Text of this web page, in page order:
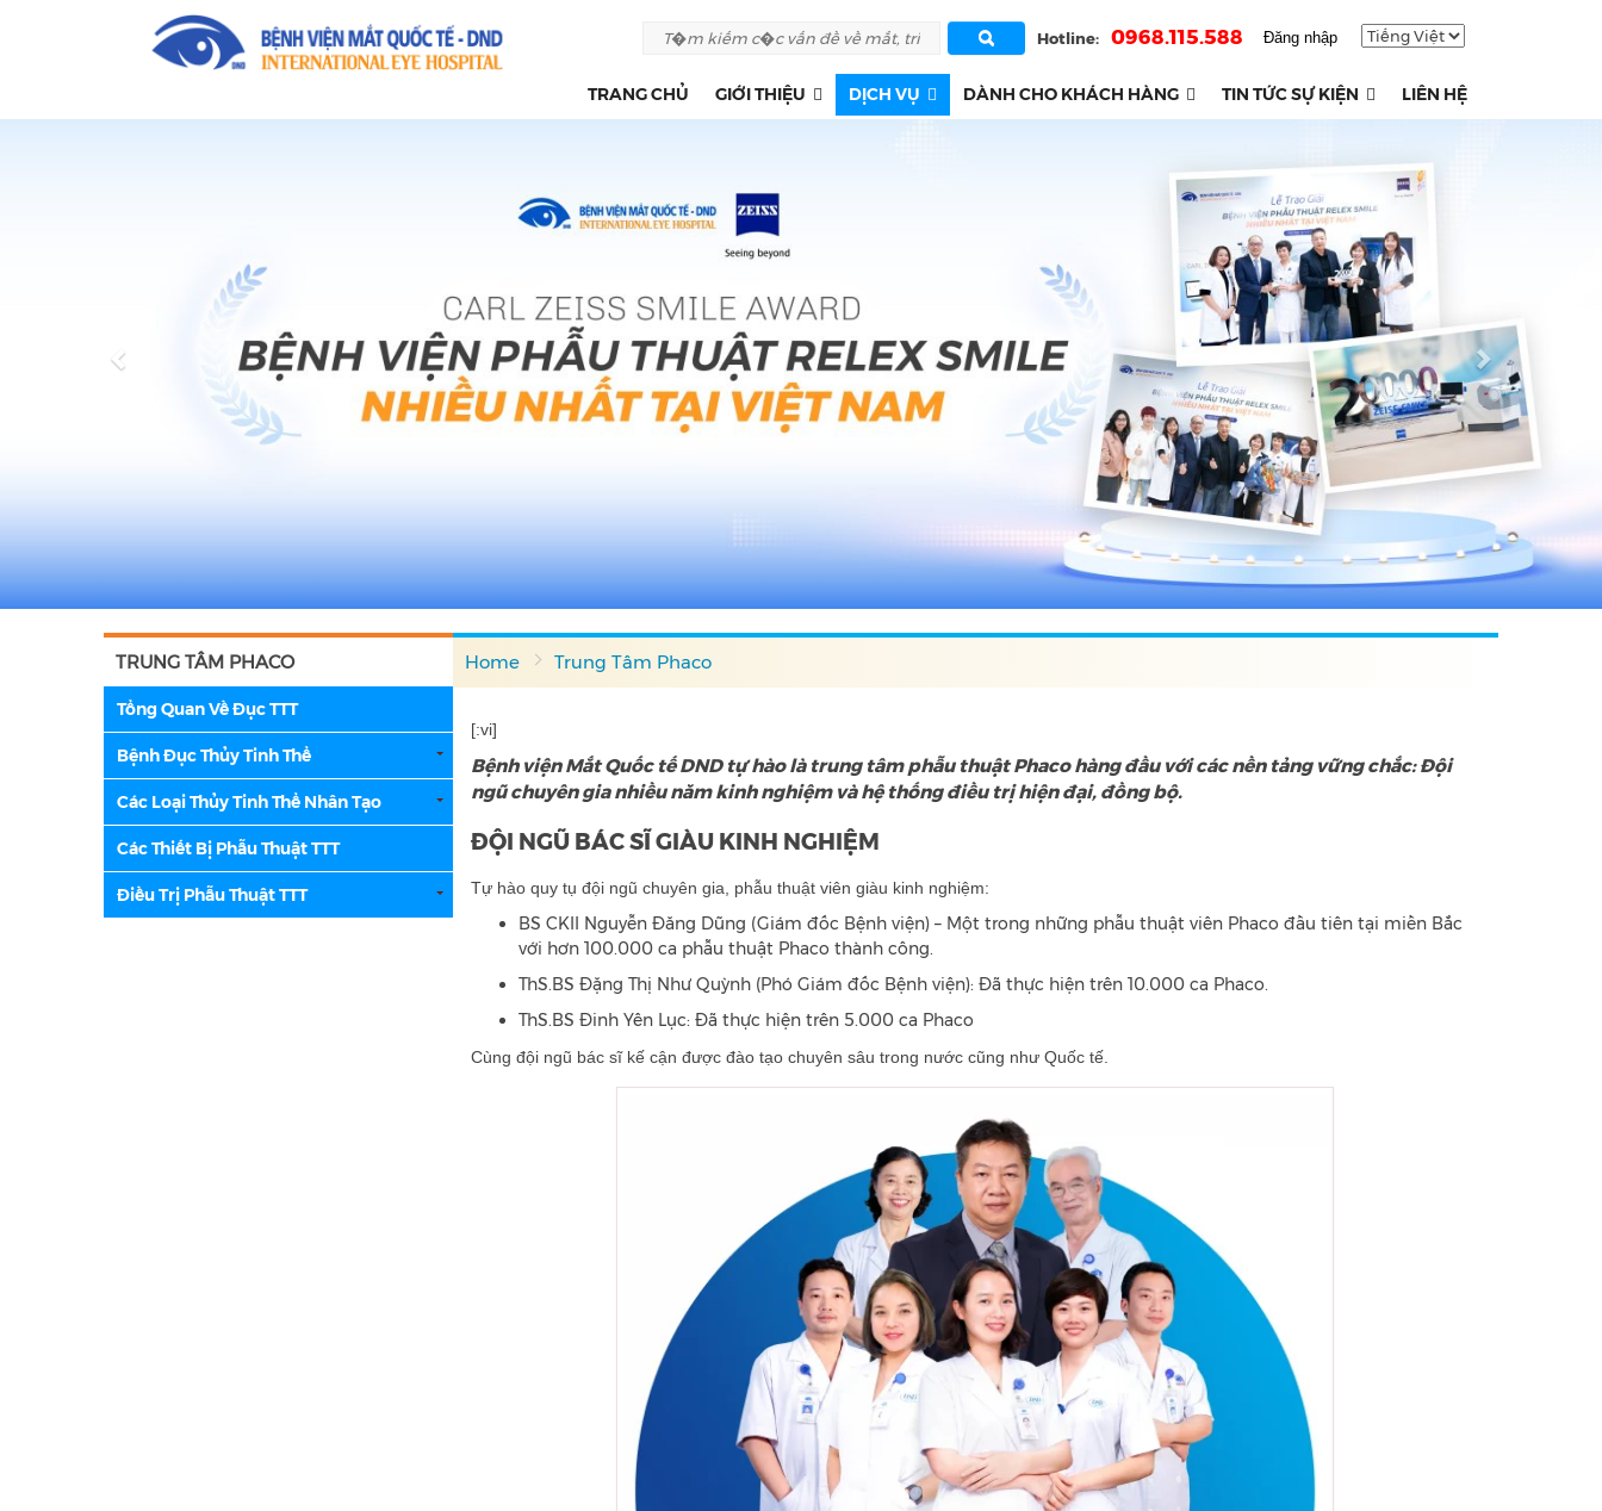
Đăng nhập
Hotline: 0968.115.588
TRANG CHỦ GIỚI THIỆU DỊCH VỤ DÀNH CHO KHÁCH HÀNG TIN TỨC SỰ KIỆN LIÊN HỆ
TRUNG TÂM PHACO
Tổng Quan Về Đục TTT
Bệnh Đục Thủy Tinh Thể
Các Loại Thủy Tinh Thể Nhân Tạo
Các Thiết Bị Phẫu Thuật TTT
Điều Trị Phẫu Thuật TTT
Home Trung Tâm Phaco
[:vi]
Bệnh viện Mắt Quốc tế DND tự hào là trung tâm phẫu thuật Phaco hàng đầu với các nền tảng vững chắc: Đội
ngũ chuyên gia nhiều năm kinh nghiệm và hệ thống điều trị hiện đại, đồng bộ.
ĐỘI NGŨ BÁC SĨ GIÀU KINH NGHIỆM
Tự hào quy tụ đội ngũ chuyên gia, phẫu thuật viên giàu kinh nghiệm:
BS CKII Nguyễn Đăng Dũng (Giám đốc Bệnh viện) – Một trong những phẫu thuật viên Phaco đầu tiên tại miền Bắc
với hơn 100.000 ca phẫu thuật Phaco thành công.
ThS.BS Đặng Thị Như Quỳnh (Phó Giám đốc Bệnh viện): Đã thực hiện trên 10.000 ca Phaco.
ThS.BS Đinh Yên Lục: Đã thực hiện trên 5.000 ca Phaco
Cùng đội ngũ bác sĩ kế cận được đào tạo chuyên sâu trong nước cũng như Quốc tế.